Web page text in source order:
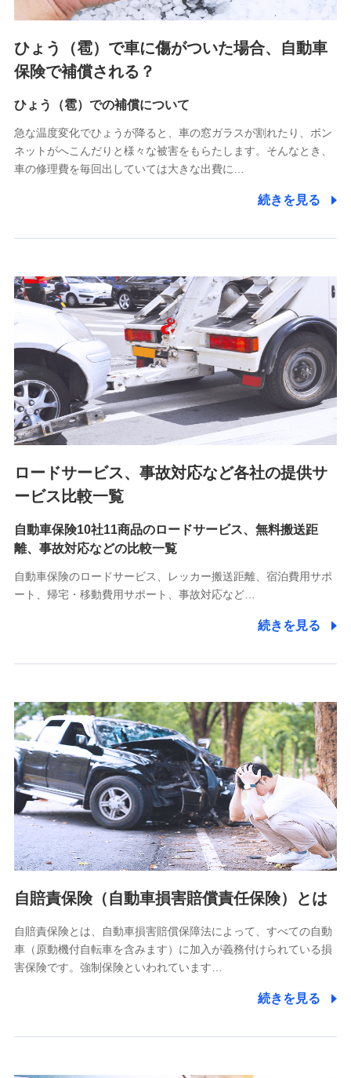
上記に係る連絡・手続き・管理等付帯業務を行うため
4.家族・友達紹介にて取得した個人情報
被紹介者への連絡、及び当社と取引のあるもしくは委託を受
けている保険会社・提携会社の保険その他に関する情報を提
供し、金融商品等の契約を勧奨するため
アンケートやキャンペーン等の実施のため
上記に係る連絡・手続き・管理等付帯業務を行うため
5.通話録音にて取得する情報
7.社員（従業者）の個人情報
人事･勤怠･健康・労務等の管理、給与支給、福利厚生・採用
退職関連処理等の各種手続きのため、当社と従業員または従
業員同士の連絡のため
8.取引先個人情報
取引先としての選定業務、営業情報の提供業務、契約締結手
続き業務、取引管理業務、およびこれらに準ずる業務の遂行
のため
9.お問い合わせ情報
各種お問い合わせに対応するため
10.受託業務の 個人情報
受託業務の遂行およびこれらに準ずる業務の遂行のため
11.マイカー通勤管理クラウド並びに法人向けASPサー
をお送りするため
分析するため
当社の対応品質向上やお問い合わせ内容の正確な把握のため
個人情報保護管理者の職名、連絡先
株式会社ドコモ・インシュアランス 営業部長
〒103-0013 東京都中央区日本橋人形町2-14-10 アーバン
ネット日本橋ビル 3F
株式会社ドコモ・インシュアランス
個人情報の第三者提供について
除き、第三者に提供いたしません。
業務の委託
当社は利用目的の達成に必要な範囲内において個人情報の取
ひょう（雹）で車に傷がついた場合、自動車
保険で補償される？
ひょう（雹）での補償について
急な温度変化でひょうが降ると、車の窓ガラスが割れたり、ボン
ネットがへこんだりと様々な被害をもらたします。そんなとき、
車の修理費を毎回出していては大きな出費に…
続きを見る
ロードサービス、事故対応など各社の提供サ
ービス比較一覧
自動車保険10社11商品のロードサービス、無料搬送距
離、事故対応などの比較一覧
自動車保険のロードサービス、レッカー搬送距離、宿泊費用サポ
ート、帰宅・移動費用サポート、事故対応など…
続きを見る
自賠責保険（自動車損害賠償責任保険）とは
自賠責保険とは、自動車損害賠償保障法によって、すべての自動
車（原動機付自転車を含みます）に加入が義務付けられている損
害保険です。強制保険といわれています…
続きを見る